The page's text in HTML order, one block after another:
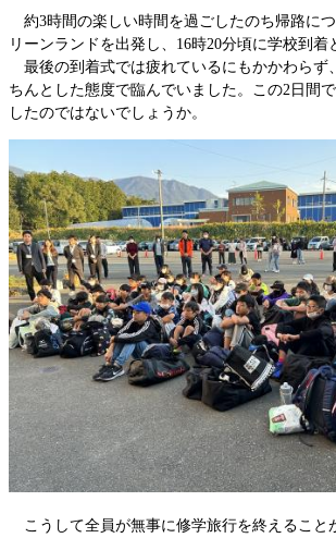
約3時間の楽しい時間を過ごしたのち帰路に
リーンランドを出発し、16時20分頃に学校到着
最後の到着式では疲れているにもかかわらず
ちんとした態度で臨んでいました。この2日間
したのではないでしょうか。
こうして全員が無事に修学旅行を終えること